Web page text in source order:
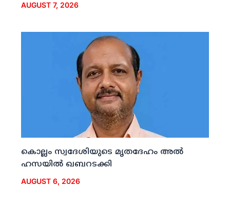
AUGUST 7, 2026
കൊല്ലം സ്വദേശിയുടെ മൃതദേഹം അല്‍
ഹസയില്‍ ഖബറടക്കി
AUGUST 6, 2026